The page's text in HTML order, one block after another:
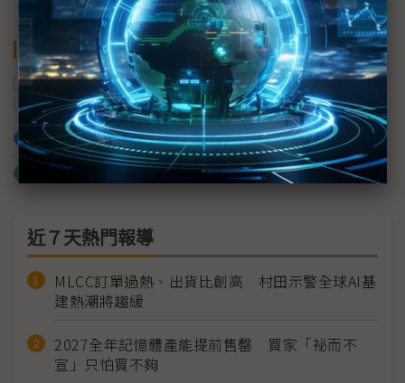
關鍵字
智慧零售 數位轉型 AI
生成式AI
中研院
全國電
加入已選取到「關鍵字追蹤」
什麼是「關鍵字追蹤」
近７天熱門報導
MLCC訂單過熱、出貨比創高 村田示警全球AI基
建熱潮將趨緩
2027全年記憶體產能提前售罄 買家「祕而不
宣」只怕買不夠